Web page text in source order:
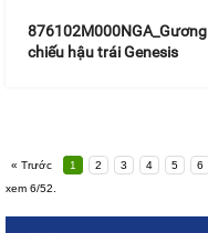
876102M000NGA_Gương
chiếu hậu trái Genesis
« Trước 1 2 3 4 5 6
xem 6/52.